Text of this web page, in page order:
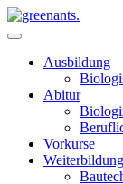
Ausbildung
Abitur
Vorkurse
Weiterbildung